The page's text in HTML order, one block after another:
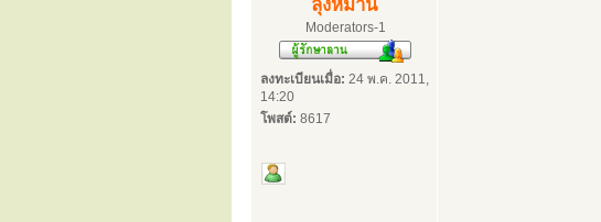
ลุงหมาน
Moderators-1
ลงทะเบียนเมื่อ: 24 พ.ค. 2011,
14:20
โพสต์: 8617